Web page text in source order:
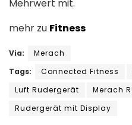
Mehrwert mit.
mehr zu Fitness
Via:
Merach
Tags:
Connected Fitness
Luft Rudergerät
Merach
Rudergerät mit Display